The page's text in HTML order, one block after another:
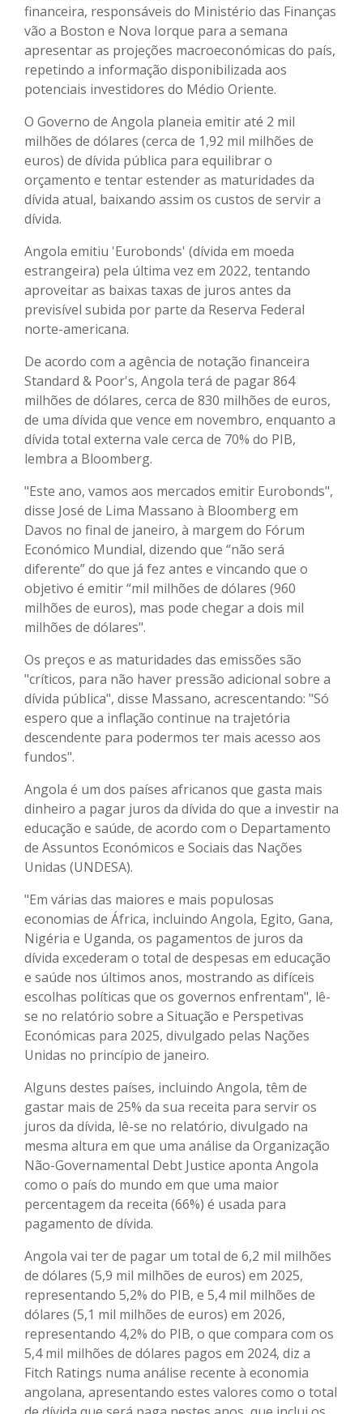
financeira, responsáveis do Ministério das Finanças
vão a Boston e Nova Iorque para a semana
apresentar as projeções macroeconómicas do país,
repetindo a informação disponibilizada aos
potenciais investidores do Médio Oriente.
O Governo de Angola planeia emitir até 2 mil
milhões de dólares (cerca de 1,92 mil milhões de
euros) de dívida pública para equilibrar o
orçamento e tentar estender as maturidades da
dívida atual, baixando assim os custos de servir a
dívida.
Angola emitiu 'Eurobonds' (dívida em moeda
estrangeira) pela última vez em 2022, tentando
aproveitar as baixas taxas de juros antes da
previsível subida por parte da Reserva Federal
norte-americana.
De acordo com a agência de notação financeira
Standard & Poor's, Angola terá de pagar 864
milhões de dólares, cerca de 830 milhões de euros,
de uma dívida que vence em novembro, enquanto a
dívida total externa vale cerca de 70% do PIB,
lembra a Bloomberg.
"Este ano, vamos aos mercados emitir Eurobonds",
disse José de Lima Massano à Bloomberg em
Davos no final de janeiro, à margem do Fórum
Económico Mundial, dizendo que “não será
diferente” do que já fez antes e vincando que o
objetivo é emitir “mil milhões de dólares (960
milhões de euros), mas pode chegar a dois mil
milhões de dólares".
Os preços e as maturidades das emissões são
"críticos, para não haver pressão adicional sobre a
dívida pública", disse Massano, acrescentando: "Só
espero que a inflação continue na trajetória
descendente para podermos ter mais acesso aos
fundos".
Angola é um dos países africanos que gasta mais
dinheiro a pagar juros da dívida do que a investir na
educação e saúde, de acordo com o Departamento
de Assuntos Económicos e Sociais das Nações
Unidas (UNDESA).
"Em várias das maiores e mais populosas
economias de África, incluindo Angola, Egito, Gana,
Nigéria e Uganda, os pagamentos de juros da
dívida excederam o total de despesas em educação
e saúde nos últimos anos, mostrando as difíceis
escolhas políticas que os governos enfrentam", lê-
se no relatório sobre a Situação e Perspetivas
Económicas para 2025, divulgado pelas Nações
Unidas no princípio de janeiro.
Alguns destes países, incluindo Angola, têm de
gastar mais de 25% da sua receita para servir os
juros da dívida, lê-se no relatório, divulgado na
mesma altura em que uma análise da Organização
Não-Governamental Debt Justice aponta Angola
como o país do mundo em que uma maior
percentagem da receita (66%) é usada para
pagamento de dívida.
Angola vai ter de pagar um total de 6,2 mil milhões
de dólares (5,9 mil milhões de euros) em 2025,
representando 5,2% do PIB, e 5,4 mil milhões de
dólares (5,1 mil milhões de euros) em 2026,
representando 4,2% do PIB, o que compara com os
5,4 mil milhões de dólares pagos em 2024, diz a
Fitch Ratings numa análise recente à economia
angolana, apresentando estes valores como o total